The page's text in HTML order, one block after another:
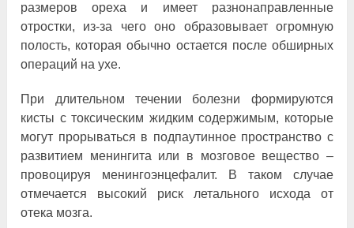
размеров ореха и имеет разнонаправленные
отростки, из-за чего оно образовывает огромную
полость, которая обычно остается после обширных
операций на ухе.
При длительном течении болезни формируются
кисты с токсическим жидким содержимым, которые
могут прорываться в подпаутинное пространство с
развитием менингита или в мозговое вещество –
провоцируя менингоэнцефалит. В таком случае
отмечается высокий риск летального исхода от
отека мозга.